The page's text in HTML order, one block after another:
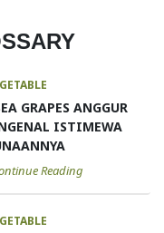
GRAPES ANGGUR
ISTIMEWA
Reading